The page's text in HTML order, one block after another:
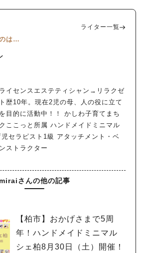
ライター一覧
は…
イセンスエステティシャン→リラクゼ
歴10年。現在2児の母、人の役に立て
目的に活動中！！ かしわ子育てまち
ここっと所属 ハンドメイドミニマル
セラピスト1級 アタッチメント・ベ
ストラクター
miraiさんの他の記事
【柏市】おかげさまで5周
年！ハンドメイドミニマル
シェ柏8月30日（土）開催！